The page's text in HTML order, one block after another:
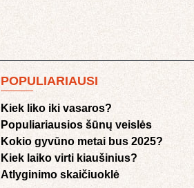
POPULIARIAUSI
Kiek liko iki vasaros?
Populiariausios šūnų veislės
Kokio gyvūno metai bus 2025?
Kiek laiko virti kiaušinius?
Atlyginimo skaičiuoklė​